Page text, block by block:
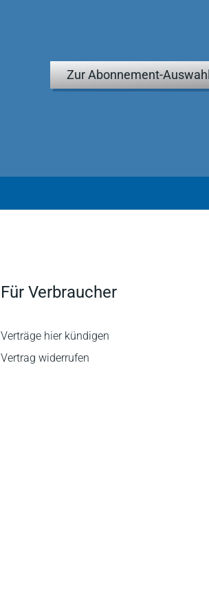
Zur Abonnement-Auswahl
Für Verbraucher
Verträge hier kündigen
Vertrag widerrufen